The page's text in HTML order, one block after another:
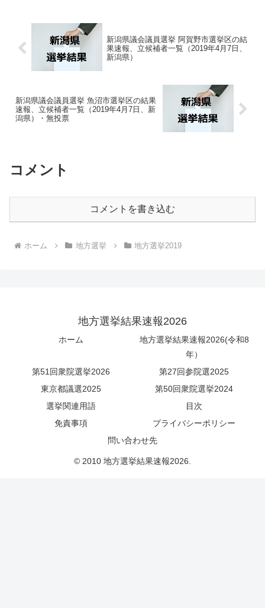
新潟県議会議員選挙 阿賀野市選挙区の結
果速報、立候補者一覧（2019年4月7日、
新潟県）
新潟県議会議員選挙 魚沼市選挙区の結果
速報、立候補者一覧（2019年4月7日、新
潟県）・無投票
コメント
コメントを書き込む
ホーム 地方選挙 地方選挙2019
地方選挙結果速報2026
ホーム
地方選挙結果速報2026(令和8
年）
第51回衆院選挙2026
第27回参院選2025
東京都議選2025
第50回衆院選挙2024
選挙関連用語
目次
免責事項
プライバシーポリシー
問い合わせ先
© 2010 地方選挙結果速報2026.